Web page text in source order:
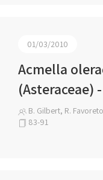
01/03/2010
Acmella
(Asteraceae)
B. Gilbert, R. Favoreto
83-91